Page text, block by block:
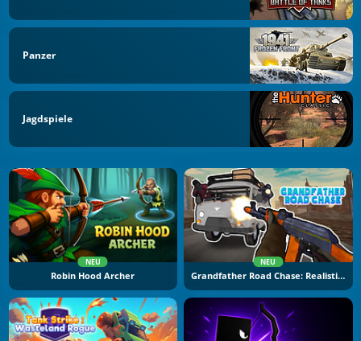
Panzer
Jagdspiele
NEU
Robin Hood Archer
NEU
Grandfather Road Chase: Realistic Shooter